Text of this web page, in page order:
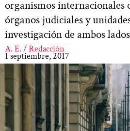
organismos internacionales
órganos judiciales y
investigación de ambos
A. E. / Redacción
1 septiembre, 2017